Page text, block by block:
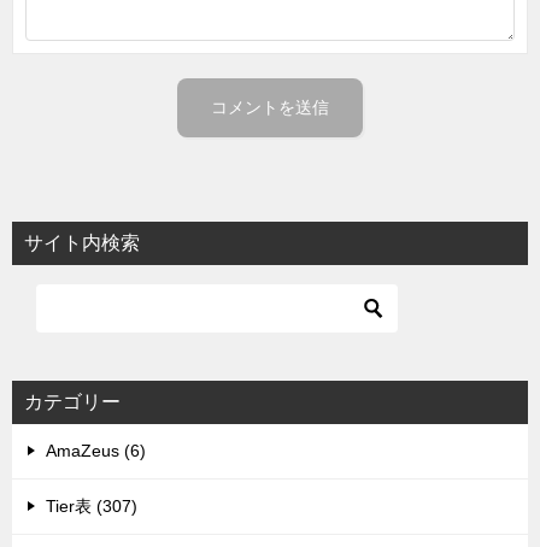
サイト内検索
カテゴリー
AmaZeus (6)
Tier表 (307)